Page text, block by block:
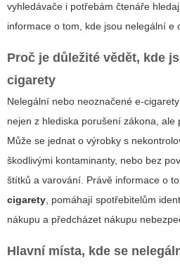
vyhledávače i potřebám čtenáře
informace o tom, kde jsou nelegální e
Proč je důležité vědět, kde
cigarety
Nelegální nebo neoznačené e-
nejen z hlediska porušení zákona,
Může se jednat o výrobky s
škodlivými kontaminanty, nebo bez
štítků a varování. Právě informace o
cigarety, pomáhají spotřebitelům
nákupu a předcházet nákupu
Hlavní místa, kde se